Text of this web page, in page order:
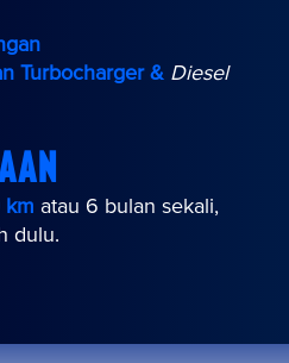
Turbocharger & Diesel
km atau 6 bulan sekali,
dulu.